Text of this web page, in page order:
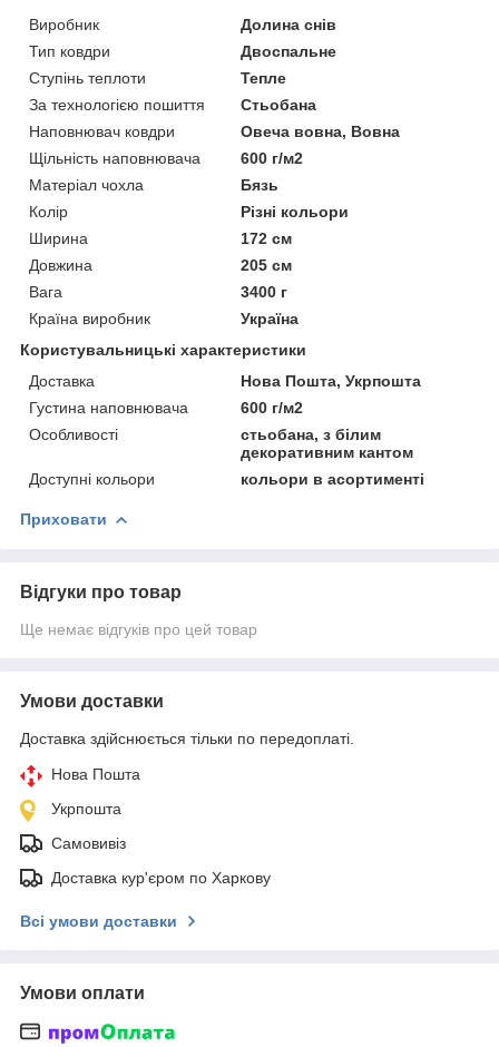
Виробник
Долина снів
Тип ковдри
Двоспальне
Ступінь теплоти
Тепле
За технологією пошиття
Стьобана
Наповнювач ковдри
Овеча вовна, Вовна
Щільність наповнювача
600 г/м2
Матеріал чохла
Бязь
Колір
Різні кольори
Ширина
172 см
Довжина
205 см
Вага
3400 г
Країна виробник
Україна
Користувальницькі характеристики
Доставка
Нова Пошта, Укрпошта
Густина наповнювача
600 г/м2
Особливості
стьобана, з білим
декоративним кантом
Доступні кольори
кольори в асортименті
Приховати
Відгуки про товар
Ще немає відгуків про цей товар
Умови доставки
Доставка здійснюється тільки по передоплаті.
Нова Пошта
Укрпошта
Самовивіз
Доставка кур'єром по Харкову
Всі умови доставки
Умови оплати